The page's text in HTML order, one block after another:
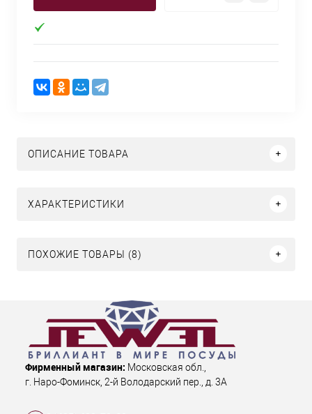
ОПИСАНИЕ ТОВАРА
ХАРАКТЕРИСТИКИ
ПОХОЖИЕ ТОВАРЫ (8)
Фирменный магазин: Московская обл.,
г. Наро-Фоминск, 2-й Володарский пер., д. 3А